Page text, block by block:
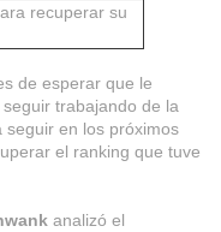
recuperar su
de esperar que le
trabajando de la
seguir en los próximos
el ranking que tuve
analizó el